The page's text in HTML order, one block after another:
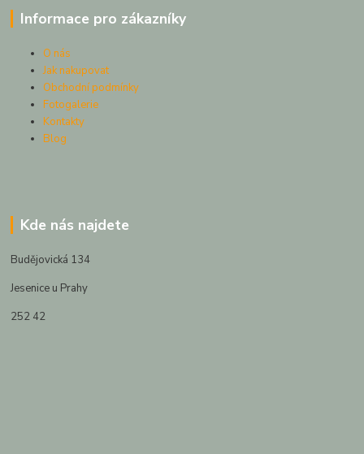
Informace pro zákazníky
O nás
Jak nakupovat
Obchodní podmínky
Fotogalerie
Kontakty
Blog
Kde nás najdete
Budějovická 134
Jesenice u Prahy
252 42